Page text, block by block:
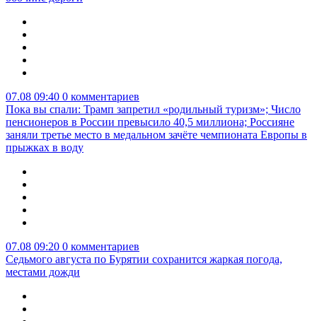
07.08 09:40 0 комментариев
Пока вы спали: Трамп запретил «родильный туризм»; Число
пенсионеров в России превысило 40,5 миллиона; Россияне
заняли третье место в медальном зачёте чемпионата Европы в
прыжках в воду
07.08 09:20 0 комментариев
Седьмого августа по Бурятии сохранится жаркая погода,
местами дожди